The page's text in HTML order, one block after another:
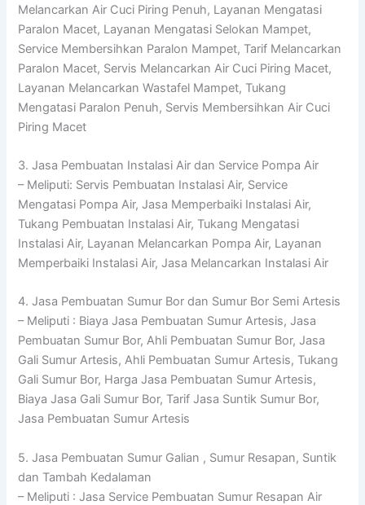
Melancarkan Air Cuci Piring Penuh, Layanan Mengatasi
Paralon Macet, Layanan Mengatasi Selokan Mampet,
Service Membersihkan Paralon Mampet, Tarif Melancarkan
Paralon Macet, Servis Melancarkan Air Cuci Piring Macet,
Layanan Melancarkan Wastafel Mampet, Tukang
Mengatasi Paralon Penuh, Servis Membersihkan Air Cuci
Piring Macet
3. Jasa Pembuatan Instalasi Air dan Service Pompa Air
– Meliputi: Servis Pembuatan Instalasi Air, Service
Mengatasi Pompa Air, Jasa Memperbaiki Instalasi Air,
Tukang Pembuatan Instalasi Air, Tukang Mengatasi
Instalasi Air, Layanan Melancarkan Pompa Air, Layanan
Memperbaiki Instalasi Air, Jasa Melancarkan Instalasi Air
4. Jasa Pembuatan Sumur Bor dan Sumur Bor Semi Artesis
– Meliputi : Biaya Jasa Pembuatan Sumur Artesis, Jasa
Pembuatan Sumur Bor, Ahli Pembuatan Sumur Bor, Jasa
Gali Sumur Artesis, Ahli Pembuatan Sumur Artesis, Tukang
Gali Sumur Bor, Harga Jasa Pembuatan Sumur Artesis,
Biaya Jasa Gali Sumur Bor, Tarif Jasa Suntik Sumur Bor,
Jasa Pembuatan Sumur Artesis
5. Jasa Pembuatan Sumur Galian , Sumur Resapan, Suntik
dan Tambah Kedalaman
– Meliputi : Jasa Service Pembuatan Sumur Resapan Air